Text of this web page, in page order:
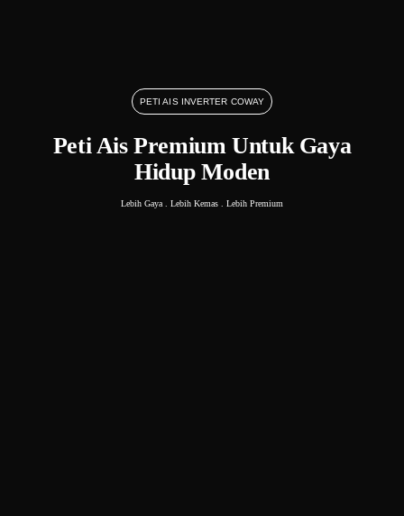
PETI AIS INVERTER COWAY
Peti Ais Premium Untuk Gaya
Hidup Moden
Lebih Gaya . Lebih Kemas . Lebih Premium